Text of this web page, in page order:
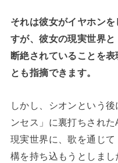
それは彼女がイヤホン
すが、彼女の現実世界
断絶されていることを
とも指摘できます。
しかし、シオンという
ンセス」に裏打ちされ
現実世界に、歌を通じ
構を持ち込もうとしまし